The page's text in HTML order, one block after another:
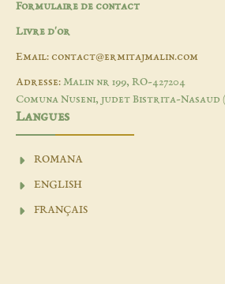
Formulaire de contact
Livre d'or
Email: contact@ermitajmalin.com
Adresse: Malin nr 199, RO-427204
Comuna Nuseni, judet Bistrita-Nasaud
Langues
ROMANA
ENGLISH
FRANÇAIS